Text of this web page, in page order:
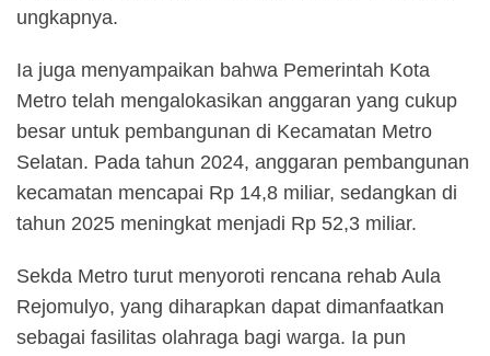
ungkapnya.
Ia juga menyampaikan bahwa Pemerintah Kota
Metro telah mengalokasikan anggaran yang cukup
besar untuk pembangunan di Kecamatan Metro
Selatan. Pada tahun 2024, anggaran pembangunan
kecamatan mencapai Rp 14,8 miliar, sedangkan di
tahun 2025 meningkat menjadi Rp 52,3 miliar.
Sekda Metro turut menyoroti rencana rehab Aula
Rejomulyo, yang diharapkan dapat dimanfaatkan
sebagai fasilitas olahraga bagi warga. Ia pun